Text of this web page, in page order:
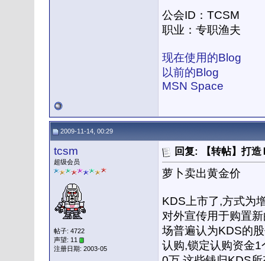
公会ID：TCSM
职业：专职渔夫
现在使用的Blog
以前的Blog
MSN Space
2009-11-14, 00:29
tcsm
超级会员
帖子: 4722
声望: 11
注册日期: 2003-05
回复: 【转帖】打
萝卜卖出黄金价
KDS上市了,方式为
对外宣传用于购置
场普遍认为KDS的
认购,锁定认购资金